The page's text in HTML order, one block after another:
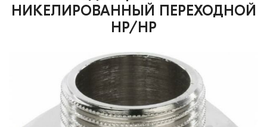
НИКЕЛИРОВАННЫЙ ПЕРЕХОДНОЙ
НР/НР